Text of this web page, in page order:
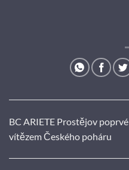
BC ARIETE Prostějov poprvé
vítězem Českého poháru